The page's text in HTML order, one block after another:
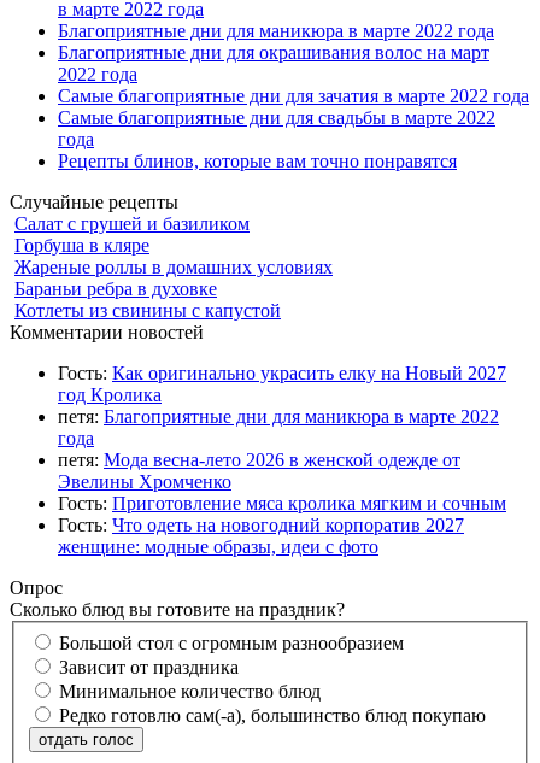
в марте 2022 года
Благоприятные дни для маникюра в марте 2022 года
Благоприятные дни для окрашивания волос на март
2022 года
Самые благоприятные дни для зачатия в марте 2022 года
Самые благоприятные дни для свадьбы в марте 2022
года
Рецепты блинов, которые вам точно понравятся
Случайные рецепты
Салат с грушей и базиликом
Горбуша в кляре
Жареные роллы в домашних условиях
Бараньи ребра в духовке
Котлеты из свинины с капустой
Комментарии новостей
Гость: Как оригинально украсить елку на Новый 2027
год Кролика
петя: Благоприятные дни для маникюра в марте 2022
года
петя: Мода весна-лето 2026 в женской одежде от
Эвелины Хромченко
Гость: Приготовление мяса кролика мягким и сочным
Гость: Что одеть на новогодний корпоратив 2027
женщине: модные образы, идеи с фото
Опрос
Сколько блюд вы готовите на праздник?
Большой стол с огромным разнообразием
Зависит от праздника
Минимальное количество блюд
Редко готовлю сам(-а), большинство блюд покупаю
отдать голос